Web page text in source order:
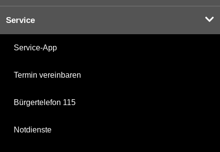
Service
Service-App
Termin vereinbaren
Bürgertelefon 115
Notdienste